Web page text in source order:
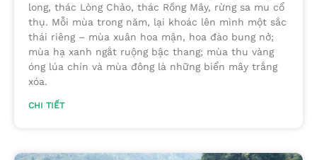
long, thác Lòng Chảo, thác Rồng Mây, rừng sa mu cổ
thụ. Mỗi mùa trong năm, lại khoác lên mình một sắc
thái riêng – mùa xuân hoa mận, hoa đào bung nở;
mùa hạ xanh ngắt ruộng bậc thang; mùa thu vàng
óng lúa chín và mùa đông là những biển mây trắng
xóa.
CHI TIẾT